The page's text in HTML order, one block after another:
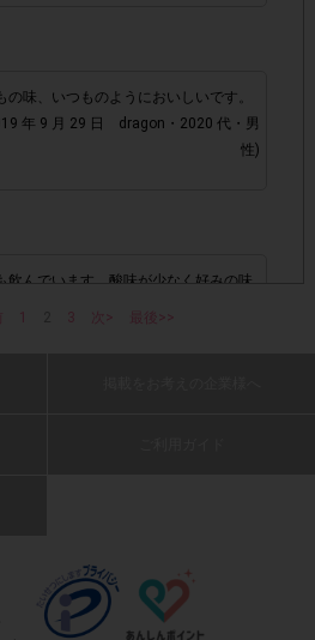
話、タブレットPCにつきまし
ートに回答できない場合がござい
・回答期間・指定購入数)以外
ーン名」「店舗名」「日付」
の全てが記載されていない場合
の味、いつものようにおいしいです。
年 9 月 29 日 dragon・2020 代・男
性)
飲んでいます。酸味が少なく好みの味
1 3 次> 最後>>